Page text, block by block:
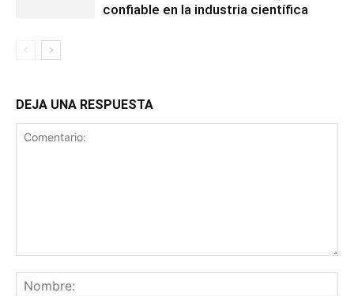
confiable en la industria científica
DEJA UNA RESPUESTA